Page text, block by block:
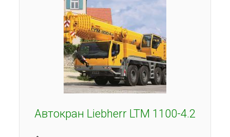
Автокран Liebherr LTM 1100-4.2